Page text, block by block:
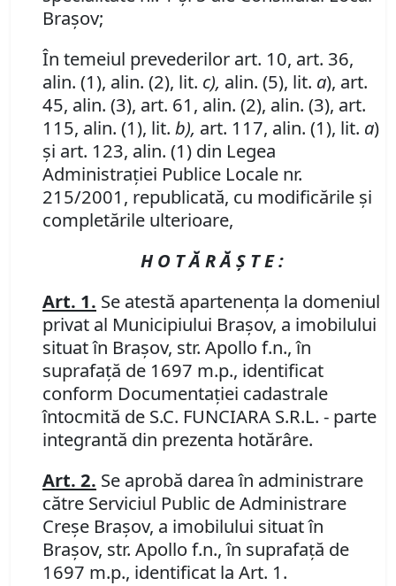
Braşov;
În temeiul prevederilor art. 10, art. 36,
alin. (1), alin. (2), lit. c), alin. (5), lit. a), art.
45, alin. (3), art. 61, alin. (2), alin. (3), art.
115, alin. (1), lit. b), art. 117, alin. (1), lit. a)
şi art. 123, alin. (1) din Legea
Administraţiei Publice Locale nr.
215/2001, republicată, cu modificările şi
completările ulterioare,
H O T Ă R Ă Ş T E :
Art. 1. Se atestă apartenenţa la domeniul
privat al Municipiului Braşov, a imobilului
situat în Braşov, str. Apollo f.n., în
suprafaţă de 1697 m.p., identificat
conform Documentaţiei cadastrale
întocmită de S.C. FUNCIARA S.R.L. - parte
integrantă din prezenta hotărâre.
Art. 2. Se aprobă darea în administrare
către Serviciul Public de Administrare
Creşe Braşov, a imobilului situat în
Braşov, str. Apollo f.n., în suprafaţă de
1697 m.p., identificat la Art. 1.